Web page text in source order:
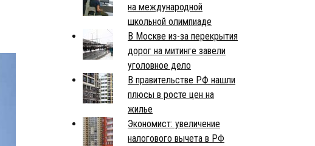
на международной
школьной олимпиаде
В Москве из-за перекрытия
дорог на митинге завели
уголовное дело
В правительстве РФ нашли
плюсы в росте цен на
жилье
Экономист: увеличение
налогового вычета в РФ